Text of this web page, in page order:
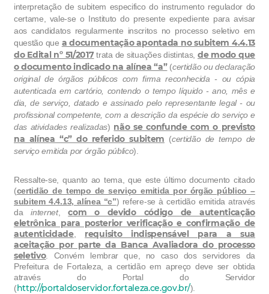
interpretação de subitem especifico do instrumento regulador do
certame, vale-se o Instituto do presente expediente para avisar
aos candidatos regularmente inscritos no processo seletivo em
questão que a documentação apontada no subitem 4.4.13
do Edital nº 51/2017trata de situações distintas, de modo que
o documento indicado na alínea “a”(certidão ou declaração
original de órgãos públicos com firma reconhecida - ou cópia
autenticada em cartório, contendo o tempo líquido - ano, mês e
dia, de serviço, datado e assinado pelo representante legal - ou
profissional competente, com a descrição da espécie do serviço e
das atividades realizadas) não se confunde com o previsto
na alínea “c” do referido subitem (certidão de tempo de
serviço emitida por órgão público).
Ressalte-se, quanto ao tema, que este último documento citado
(certidão de tempo de serviço emitida por órgão público –
subitem 4.4.13, alínea “c”) refere-seà certidão emitida através
dainternet,com o devido código de autenticação
eletrônica para posterior verificação e confirmação de
autenticidade, requisito indispensável para a sua
aceitação por parte da Banca Avaliadora do processo
seletivo. Convém lembrar que, no caso dos servidores da
Prefeitura de Fortaleza, a certidão em apreço deve ser obtida
através do Portal do Servidor
(http://portaldoservidor.fortaleza.ce.gov.br/).